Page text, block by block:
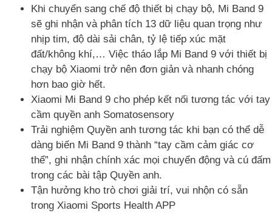
Khi chuyển sang chế độ thiết bị chạy bộ, Mi Band 9
sẽ ghi nhận và phân tích 13 dữ liệu quan trọng như
nhịp tim, độ dài sải chân, tỷ lệ tiếp xúc mặt
đất/không khí,… Việc tháo lắp Mi Band 9 với thiết bị
chạy bộ Xiaomi trở nên đơn giản và nhanh chóng
hơn bao giờ hết.
Xiaomi Mi Band 9 cho phép kết nối tương tác với tay
cầm quyền anh Somatosensory
Trải nghiệm Quyền anh tương tác khi bạn có thể dễ
dàng biến Mi Band 9 thành “tay cầm cảm giác cơ
thể”, ghi nhận chính xác mọi chuyển động và cú đấm
trong các bài tập Quyền anh.
Tận hưởng kho trò chơi giải trí, vui nhộn có sẵn
trong Xiaomi Sports Health APP